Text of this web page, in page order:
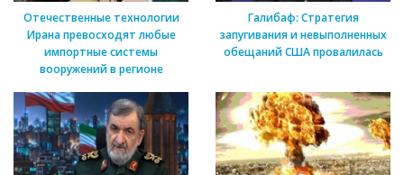
Отечественные технологии
Ирана превосходят любые
импортные системы
вооружений в регионе
Галибаф: Стратегия
запугивания и невыполненных
обещаний США провалилась